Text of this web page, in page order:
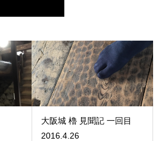
大阪城 櫓 見聞記 一回目
2016.4.26